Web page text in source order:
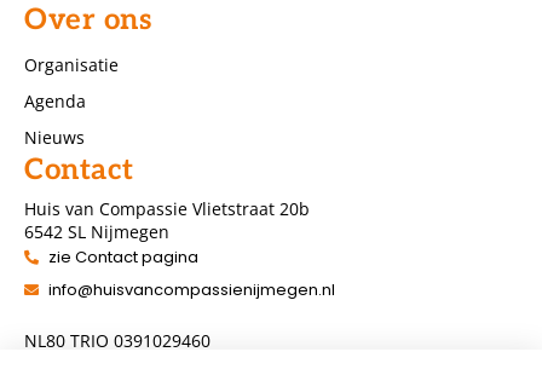
Over ons
Organisatie
Agenda
Nieuws
Contact
Huis van Compassie Vlietstraat 20b
6542 SL Nijmegen
zie Contact pagina
info@huisvancompassienijmegen.nl
NL80 TRIO 0391029460